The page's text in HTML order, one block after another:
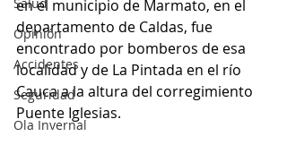
Opinión
Accidentes
Seguridad
Ola Invernal
en el municipio de Marmato, en el
departamento de Caldas, fue
encontrado por bomberos de esa
localidad y de La Pintada en el río
Cauca a la altura del corregimiento
Puente Iglesias.